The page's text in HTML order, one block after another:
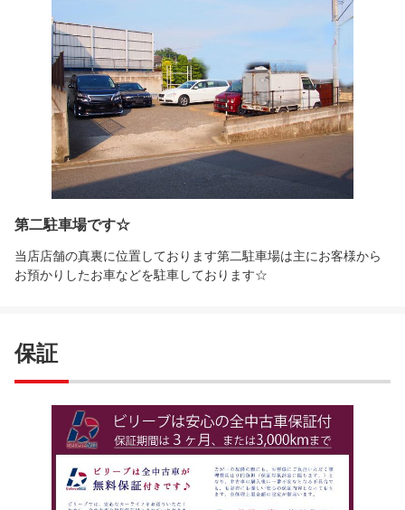
第二駐車場です☆
当店店舗の真裏に位置しております第二駐車場は主にお客様から
お預かりしたお車などを駐車しております☆
保証